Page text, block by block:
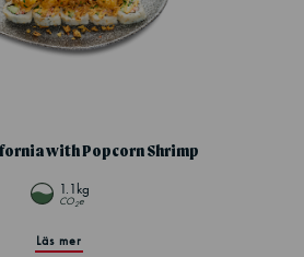
with Popcorn Shrimp
1.1kg
CO2e
Läs mer